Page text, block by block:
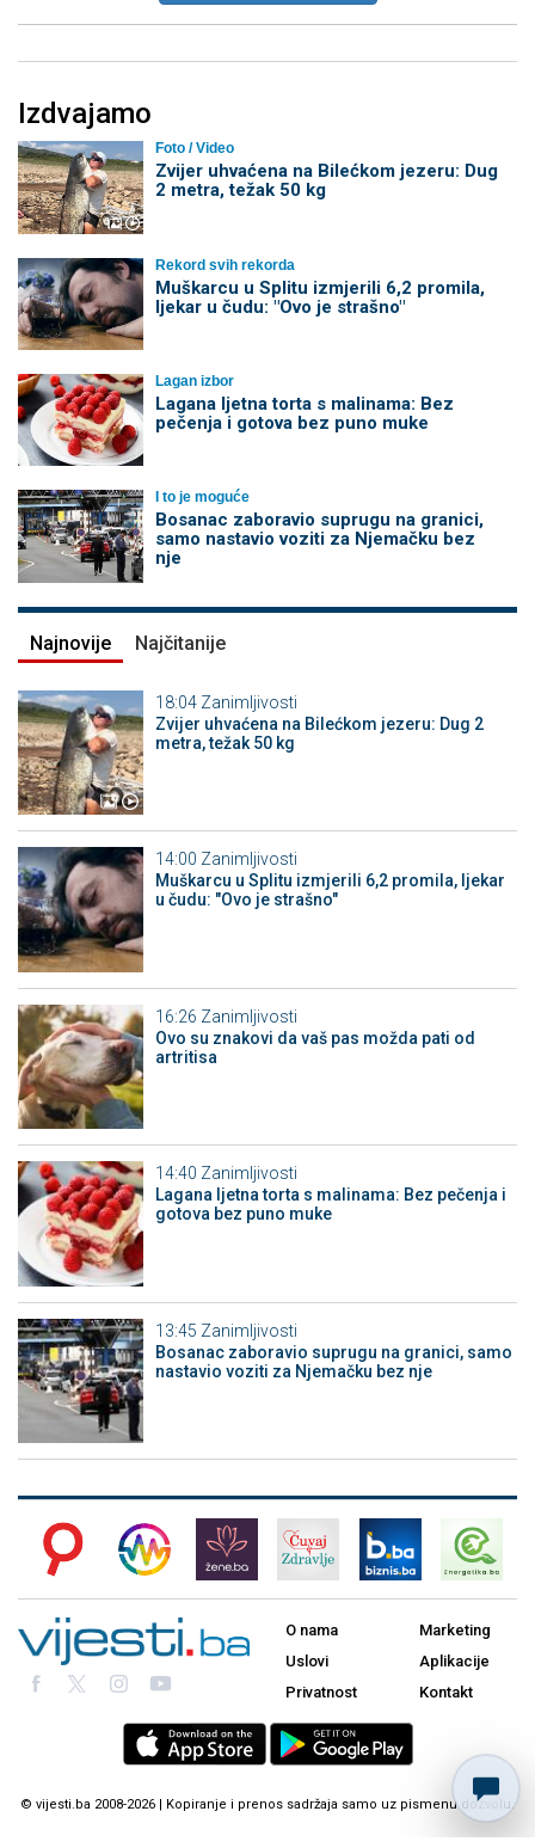
Izdvajamo
Foto / Video
Zvijer uhvaćena na Bilećkom jezeru: Dug
2 metra, težak 50 kg
Rekord svih rekorda
Muškarcu u Splitu izmjerili 6,2 promila,
ljekar u čudu: "Ovo je strašno"
Lagan izbor
Lagana ljetna torta s malinama: Bez
pečenja i gotova bez puno muke
I to je moguće
Bosanac zaboravio suprugu na granici,
samo nastavio voziti za Njemačku bez
nje
Najnovije Najčitanije
18:04 Zanimljivosti
Zvijer uhvaćena na Bilećkom jezeru: Dug 2
metra, težak 50 kg
14:00 Zanimljivosti
Muškarcu u Splitu izmjerili 6,2 promila, ljekar
u čudu: "Ovo je strašno"
16:26 Zanimljivosti
Ovo su znakovi da vaš pas možda pati od
artritisa
14:40 Zanimljivosti
Lagana ljetna torta s malinama: Bez pečenja i
gotova bez puno muke
13:45 Zanimljivosti
Bosanac zaboravio suprugu na granici, samo
nastavio voziti za Njemačku bez nje
O nama
Uslovi
Privatnost
Marketing
Aplikacije
Kontakt
© vijesti.ba 2008-2026 | Kopiranje i prenos sadržaja samo uz pismenu dozvolu.